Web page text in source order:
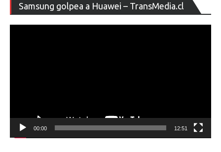
Samsung golpea a Huawei – TransMedia.cl
de
00:00 12:51